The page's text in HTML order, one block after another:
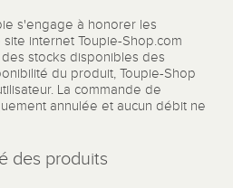
s'engage à honorer les
internet Toupie-Shop.com
stocks disponibles des
du produit, Toupie-Shop
La commande de
annulée et aucun débit ne
des produits